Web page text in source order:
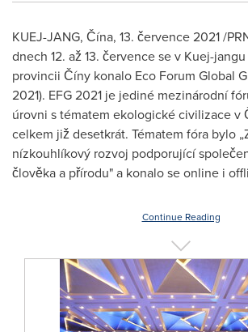
KUEJ-JANG, Čína, 13. července 2021 /
dnech 12. až 13. července se v Kuej-
provincii Číny konalo Eco Forum Global
2021). EFG 2021 je jediné mezinárodní
úrovni s tématem ekologické civilizace v
celkem již desetkrát. Tématem fóra bylo
nízkouhlíkový rozvoj podporující
člověka a přírodu" a konalo se online i
Continue Reading